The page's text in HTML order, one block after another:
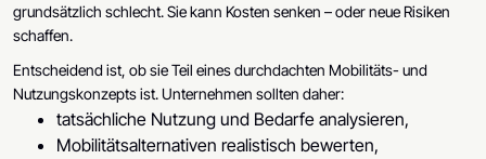
grundsätzlich schlecht. Sie kann Kosten senken – oder neue Risiken
schaffen.
Entscheidend ist, ob sie Teil eines durchdachten Mobilitäts- und
Nutzungskonzepts ist. Unternehmen sollten daher:
tatsächliche Nutzung und Bedarfe analysieren,
Mobilitätsalternativen realistisch bewerten,